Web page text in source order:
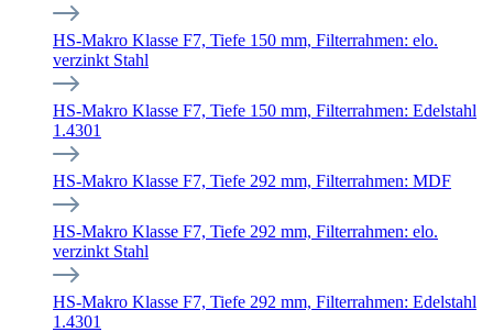
HS-Makro Klasse F7, Tiefe 150 mm, Filterrahmen: elo.
verzinkt Stahl
HS-Makro Klasse F7, Tiefe 150 mm, Filterrahmen: Edelstahl
1.4301
HS-Makro Klasse F7, Tiefe 292 mm, Filterrahmen: MDF
HS-Makro Klasse F7, Tiefe 292 mm, Filterrahmen: elo.
verzinkt Stahl
HS-Makro Klasse F7, Tiefe 292 mm, Filterrahmen: Edelstahl
1.4301